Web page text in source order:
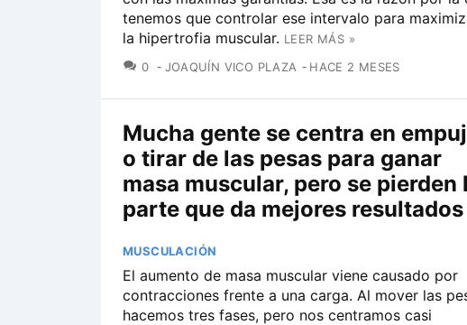
tenemos que controlar ese intervalo para
la hipertrofia muscular. LEER MÁS »
0 COMENTARIOS
JOAQUÍN VICO PLAZA HACE 2 MESES
Mucha gente se centra en
o tirar de las pesas para ganar
masa muscular, pero se pierden
parte que da mejores resultados
MUSCULACIÓN
El aumento de masa muscular viene causado por
contracciones frente a una carga. Al mover las
hacemos tres fases, pero nos centramos casi